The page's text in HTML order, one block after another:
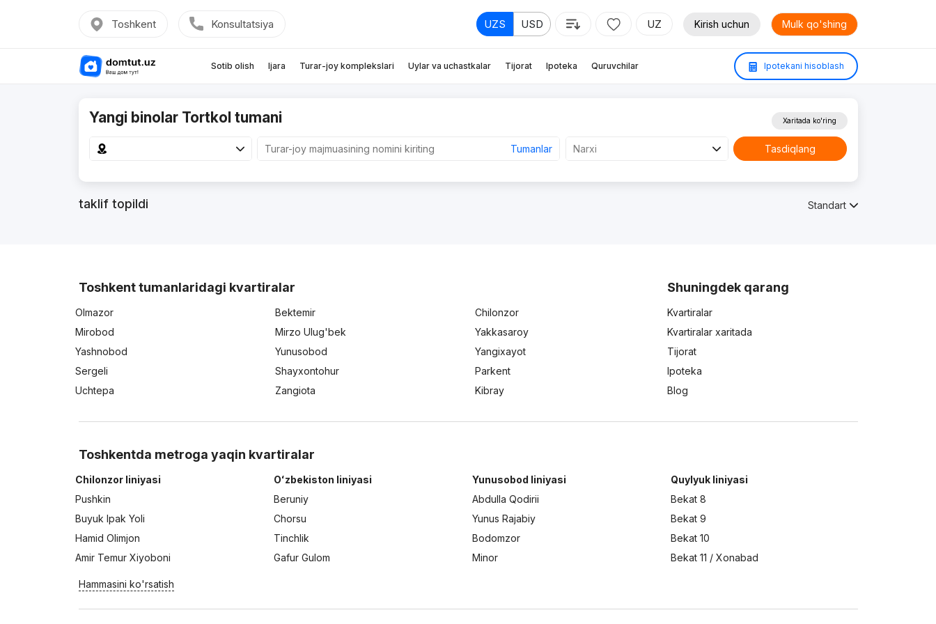
Toshkent Konsultatsiya UZS USD UZ Kirish uchun Mulk qo'shing
Sotib olish Ijara Turar-joy komplekslari Uylar va uchastkalar Tijorat Ipoteka Quruvchilar Ipotekani hisoblash
Yangi binolar Tortkol tumani
Tumanlar Narxi
Xaritada ko'ring
Tasdiqlang
taklif topildi Standart
Toshkent tumanlaridagi kvartiralar
Olmazor Bektemir
Chilonzor
Mirobod
Mirzo Ulug'bek
Yakkasaroy
Yashnobod
Yunusobod
Yangixayot
Sergeli
Shayxontohur
Parkent
Uchtepa
Zangiota Kibray
Shuningdek qarang
Kvartiralar
Kvartiralar xaritada
Tijorat
Ipoteka
Blog
Toshkentda metroga yaqin kvartiralar
Chilonzor liniyasi
Pushkin
Buyuk Ipak Yoli
Hamid Olimjon
Amir Temur Xiyoboni
Oʻzbekiston liniyasi
Beruniy
Chorsu
Tinchlik
Gafur Gulom
Yunusobod liniyasi
Abdulla Qodirii
Yunus Rajabiy
Bodomzor
Minor
Quylyuk liniyasi
Bekat 8
Bekat 9
Bekat 10
Bekat 11 / Xonabad
Hammasini ko'rsatish